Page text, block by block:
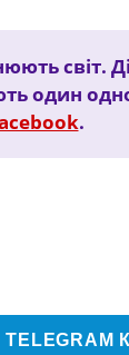
світ.
один
.